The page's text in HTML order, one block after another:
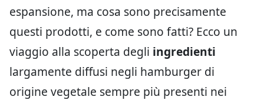
espansione, ma cosa sono precisamente
questi prodotti, e come sono fatti? Ecco un
viaggio alla scoperta degli ingredienti
largamente diffusi negli hamburger di
origine vegetale sempre più presenti nei